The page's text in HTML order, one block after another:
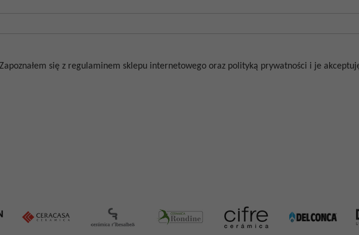
Zapoznałem się z regulaminem sklepu internetowego oraz polityką prywatności i je